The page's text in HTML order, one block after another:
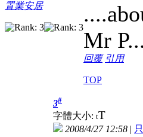
置業安居
Mr
回覆 引用
TOP
3#
字體大小: tT
2008/4/27 12:58 |